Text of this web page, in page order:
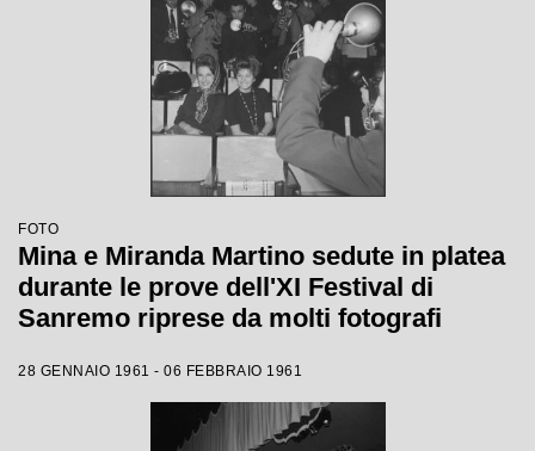
FOTO
Mina e Miranda Martino sedute in platea
durante le prove dell'XI Festival di
Sanremo riprese da molti fotografi
28 GENNAIO 1961 - 06 FEBBRAIO 1961